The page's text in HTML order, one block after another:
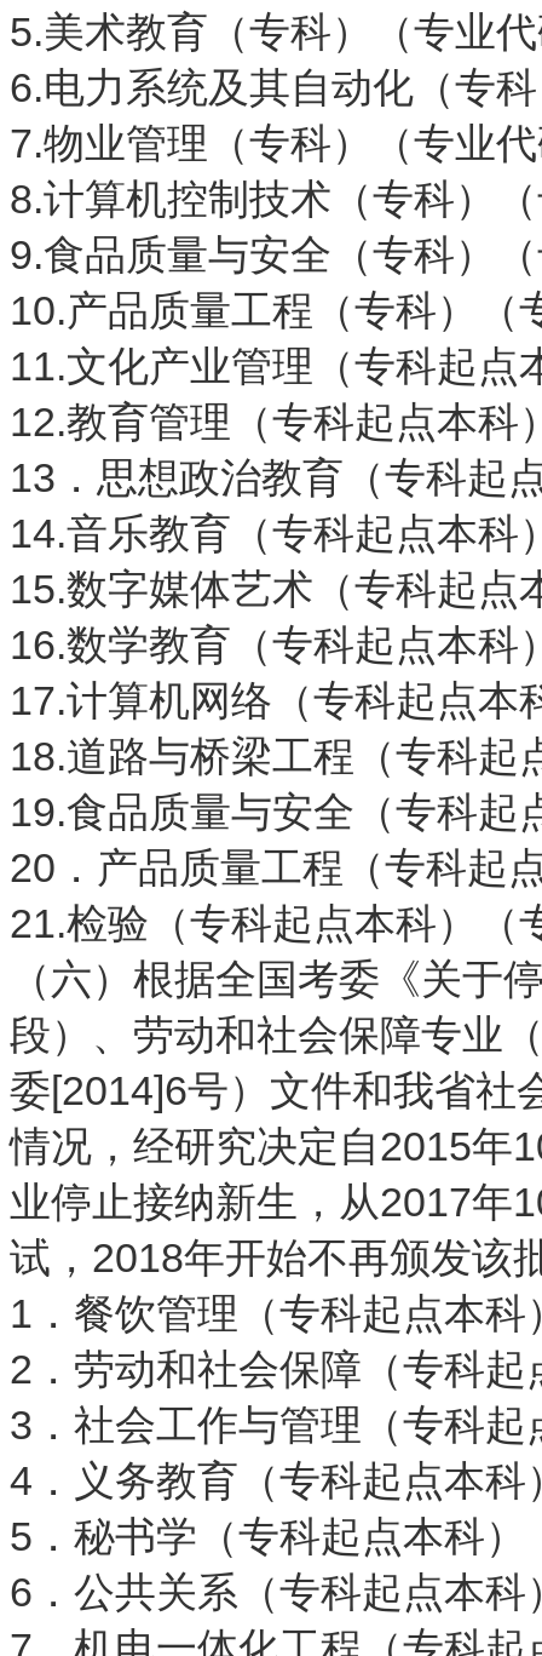
5.美术教育（专科）（专业
6.电力系统及其自动化（专
7.物业管理（专科）（专业
8.计算机控制技术（专科）
9.食品质量与安全（专科）
10.产品质量工程（专科）（
11.文化产业管理（专科起点
12.教育管理（专科起点本科
13．思想政治教育（专科起
14.音乐教育（专科起点本科
15.数字媒体艺术（专科起点
16.数学教育（专科起点本科
17.计算机网络（专科起点本
18.道路与桥梁工程（专科起
19.食品质量与安全（专科起
20．产品质量工程（专科起
21.检验（专科起点本科）（
（六）根据全国考委《关于
段）、劳动和社会保障专业
委[2014]6号）文件和我省社
情况，经研究决定自2015年
业停止接纳新生，从2017年
试，2018年开始不再颁发该
1．餐饮管理（专科起点本
2．劳动和社会保障（专科
3．社会工作与管理（专科
4．义务教育（专科起点本
5．秘书学（专科起点本科
6．公共关系（专科起点本